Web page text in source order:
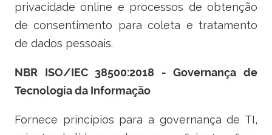
privacidade online e processos de obtenção
de consentimento para coleta e tratamento
de dados pessoais.
NBR ISO/IEC 38500:2018 - Governança de
Tecnologia da Informação
Fornece princípios para a governança de TI,